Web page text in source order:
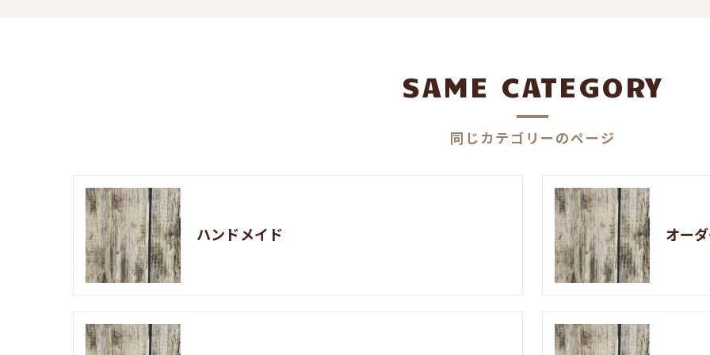
同じカテゴリーのページ
SAME CATEGORY
ハンドメイド オー